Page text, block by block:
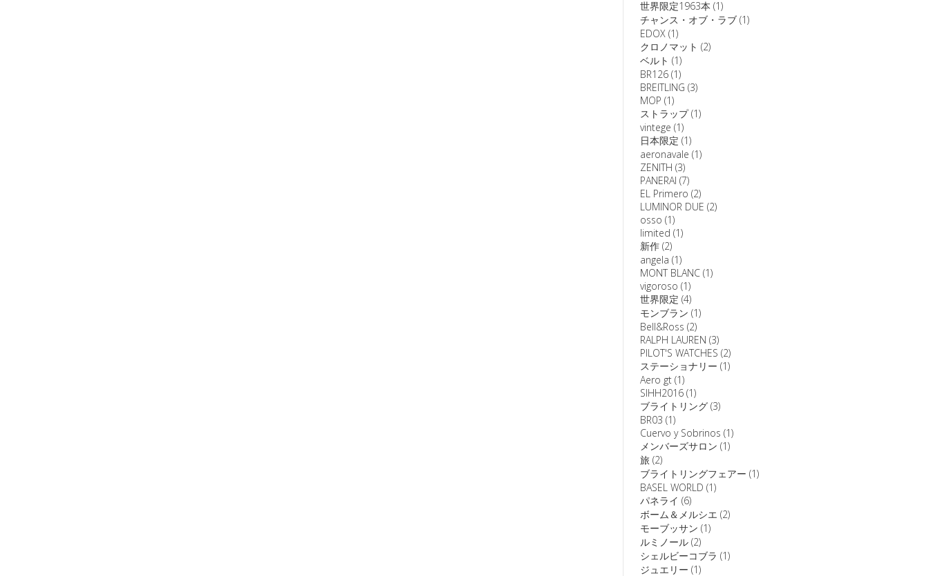
世界限定1963本 (1)
チャンス・オブ・ラブ (1)
EDOX (1)
クロノマット (2)
ベルト (1)
BR126 (1)
BREITLING (3)
MOP (1)
ストラップ(1)
vintege (1)
日本限定 (1)
aeronavale (1)
ZENITH (3)
PANERAI (7)
EL Primero (2)
LUMINOR DUE (2)
osso (1)
limited (1)
新作 (2)
angela (1)
MONT BLANC (1)
vigoroso (1)
世界限定 (4)
モンブラン (1)
Bell&Ross (2)
RALPH LAUREN (3)
PILOT'S WATCHES (2)
ステーショナリー (1)
Aero gt (1)
SIHH2016 (1)
ブライトリング (3)
BR03 (1)
Cuervo y Sobrinos (1)
メンバーズサロン (1)
旅 (2)
ブライトリングフェアー (1)
BASEL WORLD (1)
パネライ (6)
ボーム＆メルシエ (2)
モーブッサン (1)
ルミノール (2)
シェルビーコブラ (1)
ジュエリー (1)